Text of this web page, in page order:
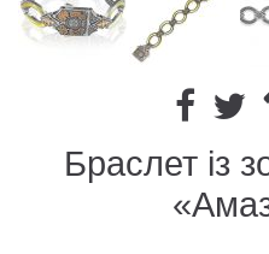
Браслет із